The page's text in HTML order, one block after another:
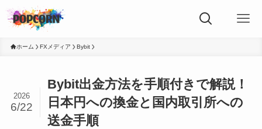
ホーム FXメディア Bybit
Bybit出金方法を手順付きで解説！
日本円への換金と国内取引所への
送金手順
2026
6/22